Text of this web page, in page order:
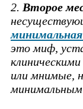
2. Второе
это миф,
или мнимые,